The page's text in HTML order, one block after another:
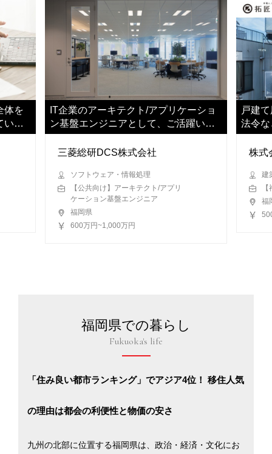
体を
いた
IT企業のアーキテクト/アプリケーショ
ン基盤エンジニアとして、ご活躍いた
だきます
三菱総研DCS株式会社
ソフトウェア・情報処理
【公共向け】アーキテクト/アプリ
ケーション基盤エンジニア
福岡県
600万円~1,000万円
戸建
法令
ます
株式
建
福
福岡県での暮らし
Fukuoka's life
「住み良い都市ランキング」でアジア4位！ 移住人気
の理由は都会の利便性と物価の安さ
九州の北部に位置する福岡県は、政治・経済・文化にお